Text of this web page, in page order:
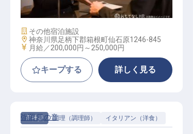
施設業態
その他宿泊施設
勤務地
神奈川県足柄下郡箱根町仙石原1246-845
給与
月給／200,000円～ 250,000円
キープする 詳しく見る
正社員 調理（調理師） イタリアン（洋食）
強羅 風の音